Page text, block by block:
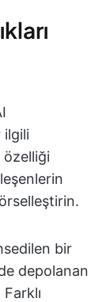
ilgili
özelliği
bir
depolanan